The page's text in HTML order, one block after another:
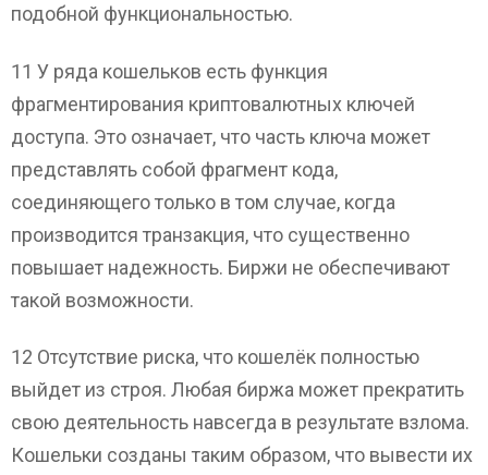
подобной функциональностью.
11 У ряда кошельков есть функция
фрагментирования криптовалютных ключей
доступа. Это означает, что часть ключа может
представлять собой фрагмент кода,
соединяющего только в том случае, когда
производится транзакция, что существенно
повышает надежность. Биржи не обеспечивают
такой возможности.
12 Отсутствие риска, что кошелёк полностью
выйдет из строя. Любая биржа может прекратить
свою деятельность навсегда в результате взлома.
Кошельки созданы таким образом, что вывести их